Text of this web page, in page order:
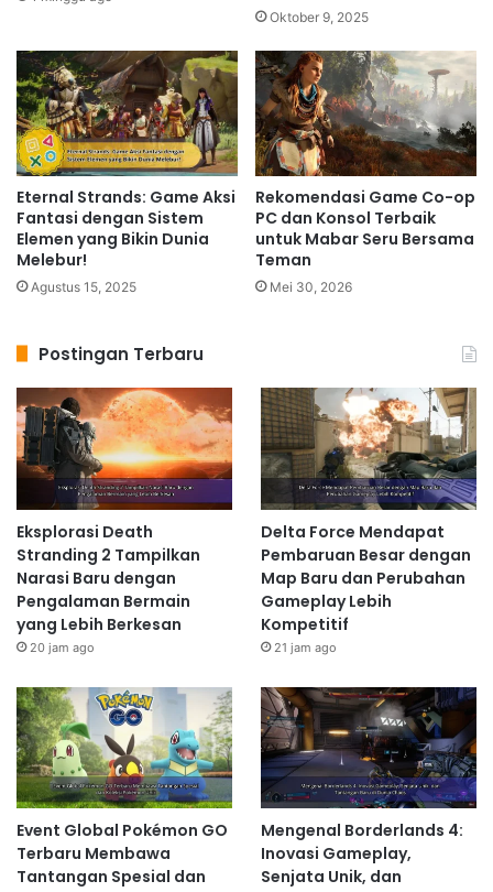
Oktober 9, 2025
Eternal Strands: Game Aksi
Fantasi dengan Sistem
Elemen yang Bikin Dunia
Melebur!
Agustus 15, 2025
Rekomendasi Game Co-op
PC dan Konsol Terbaik
untuk Mabar Seru Bersama
Teman
Mei 30, 2026
Postingan Terbaru
Eksplorasi Death
Stranding 2 Tampilkan
Narasi Baru dengan
Pengalaman Bermain
yang Lebih Berkesan
20 jam ago
Delta Force Mendapat
Pembaruan Besar dengan
Map Baru dan Perubahan
Gameplay Lebih
Kompetitif
21 jam ago
Event Global Pokémon GO
Terbaru Membawa
Tantangan Spesial dan
Mengenal Borderlands 4:
Inovasi Gameplay,
Senjata Unik, dan